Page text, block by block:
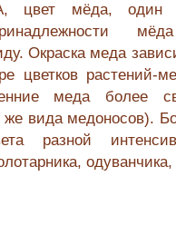
мёда, один из
Окраска меда
цветков растений-
меда более
же вида медоносов).
разной